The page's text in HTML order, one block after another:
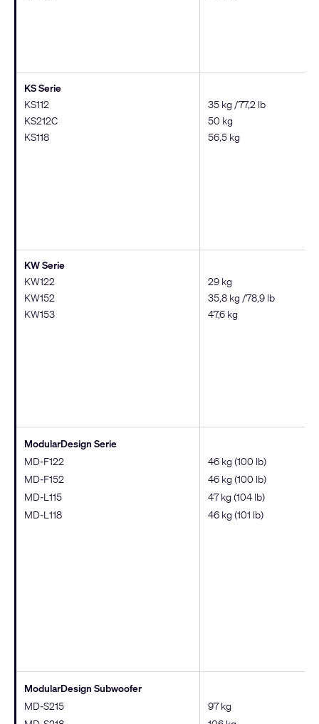
KS Serie
KS112
KS212C
KS118
35 kg /77,2 lb
50 kg
56,5 kg
KW Serie
KW122
KW152
KW153
29 kg
35,8 kg /78,9 lb
47,6 kg
ModularDesign Serie
MD-F122
MD-F152
MD-L115
MD-L118
46 kg (100 lb)
46 kg (100 lb)
47 kg (104 lb)
46 kg (101 lb)
ModularDesign Subwoofer
MD-S215
97 kg